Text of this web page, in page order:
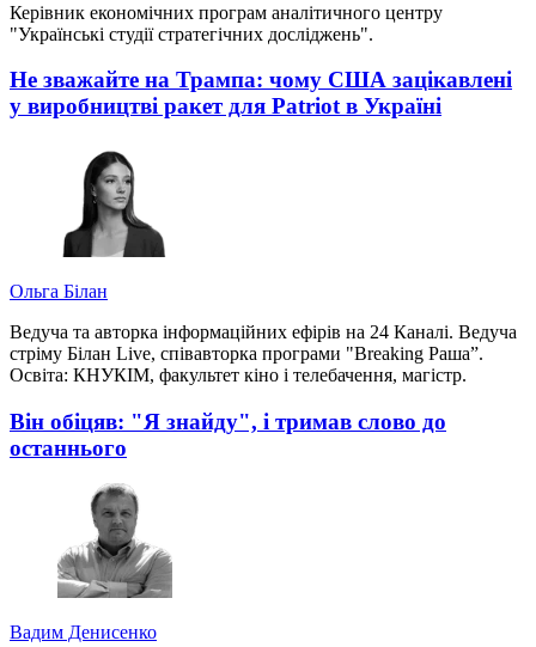
Керівник економічних програм аналітичного центру
"Українські студії стратегічних досліджень".
Не зважайте на Трампа: чому США зацікавлені
у виробництві ракет для Patriot в Україні
Ольга Білан
Ведуча та авторка інформаційних ефірів на 24 Каналі. Ведуча
стріму Білан Live, співавторка програми "Breaking Раша”.
Освіта: КНУКІМ, факультет кіно і телебачення, магістр.
Він обіцяв: "Я знайду", і тримав слово до
останнього
Вадим Денисенко